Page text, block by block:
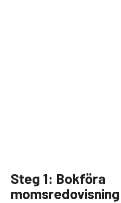
Steg 1: Bokföra
momsredovisning